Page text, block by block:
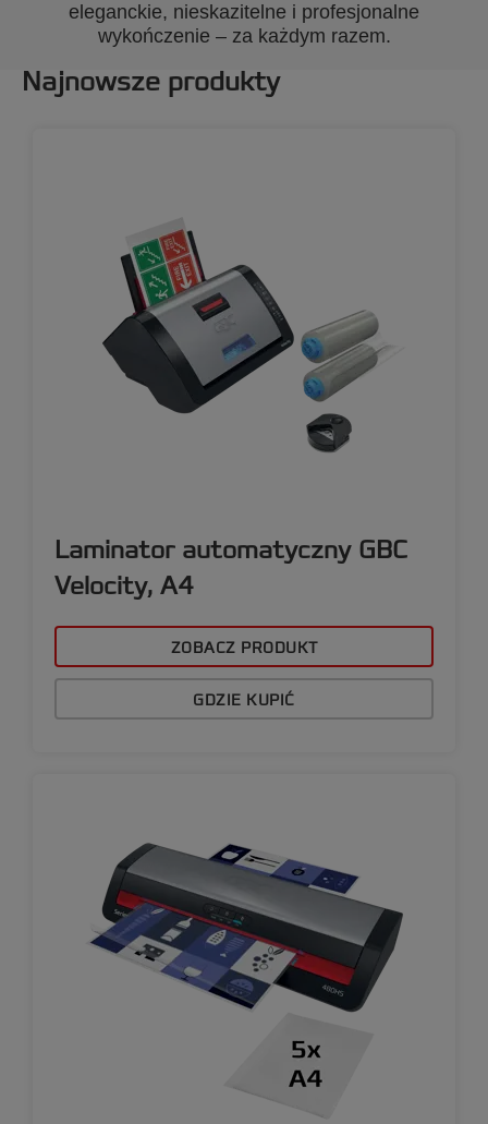
eleganckie, nieskazitelne i profesjonalne
wykończenie – za każdym razem.
Najnowsze produkty
Laminator automatyczny GBC
Velocity, A4
ZOBACZ PRODUKT
GDZIE KUPIĆ